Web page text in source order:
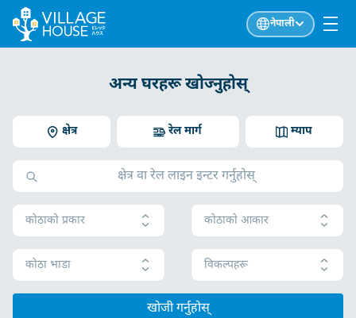
नेपाली
अन्य घरहरू खोज्नुहोस्
क्षेत्र म्याप
रेल मार्ग
कोठाको प्रकार कोठाको आकार
कोठा भाडा विकल्पहरू
खोजी गर्नुहोस्